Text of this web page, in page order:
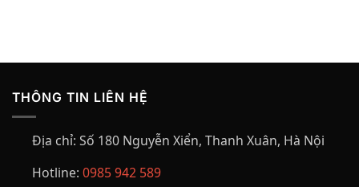
THÔNG TIN LIÊN HỆ
Địa chỉ: Số 180 Nguyễn Xiển, Thanh Xuân, Hà Nội
Hotline: 0985 942 589